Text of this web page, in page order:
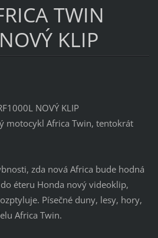
TWIN
KLIP
NOVÝ KLIP
motocykl Africa Twin, tentokrát
zda nová Africa bude hodná
éteru Honda nový videoklip,
Písečné duny, lesy, hory,
Africa Twin.